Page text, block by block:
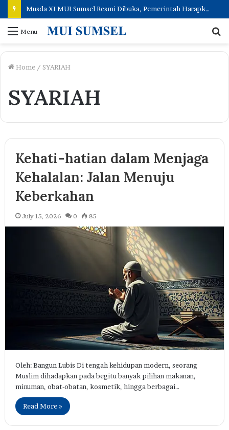
Musda XI MUI Sumsel Resmi Dibuka, Pemerintah Harapkan MUI Terus Menjadi Peneduh Umat
Menu
Home / SYARIAH
SYARIAH
Kehati-hatian dalam Menjaga
Kehalalan: Jalan Menuju
Keberkahan
July 15, 2026 0 85
Oleh: Bangun Lubis Di tengah kehidupan modern, seorang
Muslim dihadapkan pada begitu banyak pilihan makanan,
minuman, obat-obatan, kosmetik, hingga berbagai…
Read More »